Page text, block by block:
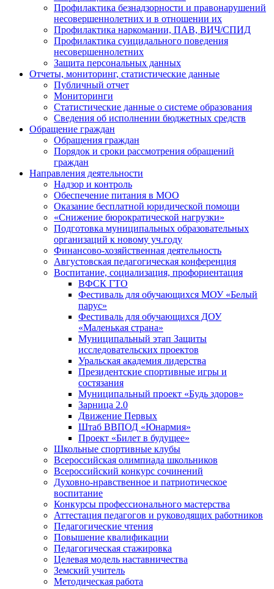
Профилактика безнадзорности и правонарушений
несовершеннолетних и в отношении их
Профилактика наркомании, ПАВ, ВИЧ/СПИД
Профилактика суицидального поведения
несовершеннолетних
Защита персональных данных
Отчеты, мониторинг, статистические данные
Публичный отчет
Мониторинги
Статистические данные о системе образования
Сведения об исполнении бюджетных средств
Обращение граждан
Обращения граждан
Порядок и сроки рассмотрения обращений
граждан
Направления деятельности
Надзор и контроль
Обеспечение питания в МОО
Оказание бесплатной юридической помощи
«Снижение бюрократической нагрузки»
Подготовка муниципальных образовательных
организаций к новому уч.году
Финансово-хозяйственная деятельность
Августовская педагогическая конференция
Воспитание, социализация, профориентация
ВФСК ГТО
Фестиваль для обучающихся МОУ «Белый
парус»
Фестиваль для обучающихся ДОУ
«Маленькая страна»
Муниципальный этап Защиты
исследовательских проектов
Уральская академия лидерства
Президентские спортивные игры и
состязания
Муниципальный проект «Будь здоров»
Зарница 2.0
Движение Первых
Штаб ВВПОД «Юнармия»
Проект «Билет в будущее»
Школьные спортивные клубы
Всероссийская олимпиада школьников
Всероссийский конкурс сочинений
Духовно-нравственное и патриотическое
воспитание
Конкурсы профессионального мастерства
Аттестация педагогов и руководящих работников
Педагогические чтения
Повышение квалификации
Педагогическая стажировка
Целевая модель наставничества
Земский учитель
Методическая работа